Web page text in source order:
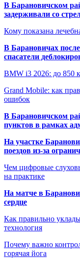
В Барановичском
задерживали со
Кому показана
В Барановичах
спасатели
BMW i3 2026: до 850
Grand Mobile: как
ошибок
В Барановичском
пунктов в рамках
На участке
поездов из-за
Чем цифровые
на практике
На матче в
сердце
Как правильно
технология
Почему важно
горячая йога